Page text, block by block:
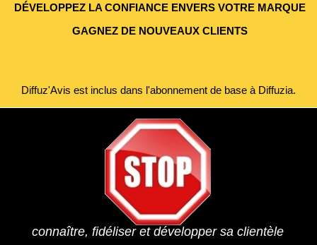
DÉVELOPPEZ LA CONFIANCE ENVERS VOTRE MARQUE
GAGNEZ DE NOUVEAUX CLIENTS
Diffuz'Avis est inclus dans l'abonnement de base à Diffuzia.
connaître, fidéliser et développer sa clientèle